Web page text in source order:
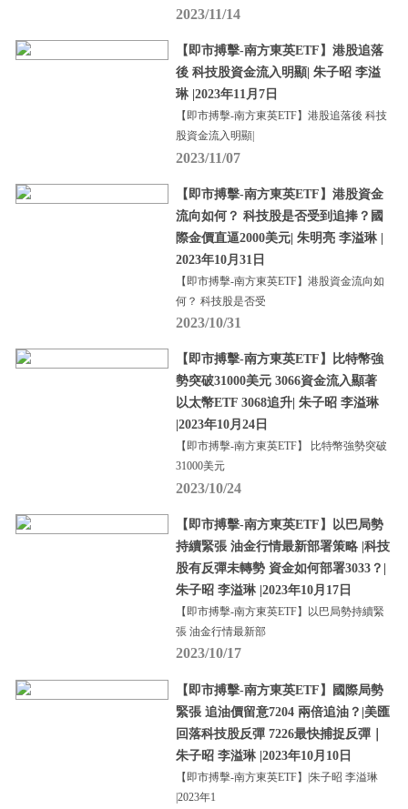
2023/11/14
【即市搏擊-南方東英ETF】港股追落
後 科技股資金流入明顯| 朱子昭 李溢
琳 |2023年11月7日
【即市搏擊-南方東英ETF】港股追落後 科技
股資金流入明顯|
2023/11/07
【即市搏擊-南方東英ETF】港股資金
流向如何？ 科技股是否受到追捧？國
際金價直逼2000美元| 朱明亮 李溢琳 |
2023年10月31日
【即市搏擊-南方東英ETF】港股資金流向如
何？ 科技股是否受
2023/10/31
【即市搏擊-南方東英ETF】比特幣強
勢突破31000美元 3066資金流入顯著
以太幣ETF 3068追升| 朱子昭 李溢琳
|2023年10月24日
【即市搏擊-南方東英ETF】 比特幣強勢突破
31000美元
2023/10/24
【即市搏擊-南方東英ETF】以巴局勢
持續緊張 油金行情最新部署策略 |科技
股有反彈未轉勢 資金如何部署3033？|
朱子昭 李溢琳 |2023年10月17日
【即市搏擊-南方東英ETF】以巴局勢持續緊
張 油金行情最新部
2023/10/17
【即市搏擊-南方東英ETF】國際局勢
緊張 追油價留意7204 兩倍追油？|美匯
回落科技股反彈 7226最快捕捉反彈｜
朱子昭 李溢琳 |2023年10月10日
【即市搏擊-南方東英ETF】|朱子昭 李溢琳
|2023年1